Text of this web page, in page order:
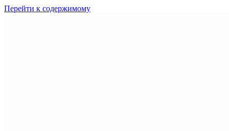
Перейти к содержимому